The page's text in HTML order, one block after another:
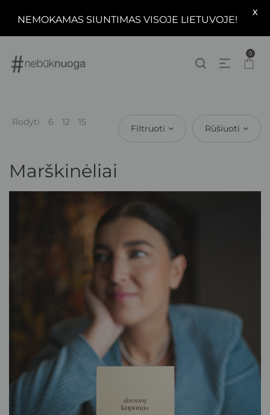
0
Rodyti 6 12 15
Filtruoti Rūšiuoti
Marškinėliai
NEMOKAMAS SIUNTIMAS VISOJE LIETUVOJE!
X